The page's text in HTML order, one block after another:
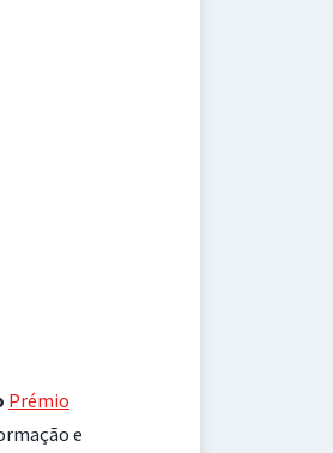
Prémio
e